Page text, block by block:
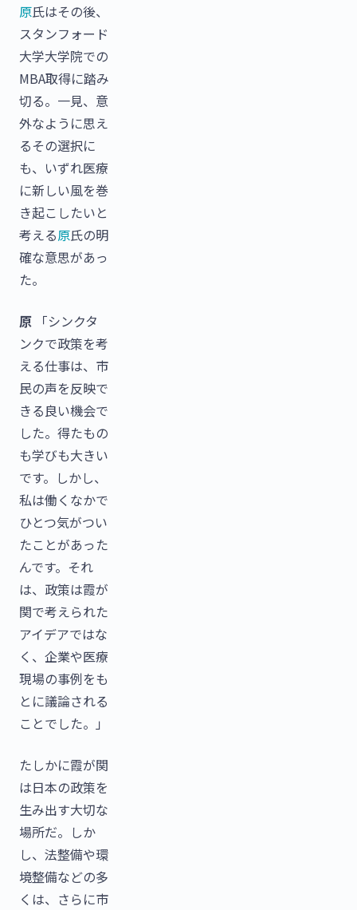
原氏はその後、
スタンフォード
大学大学院での
MBA取得に踏み
切る。一見、意
外なように思え
るその選択に
も、いずれ医療
に新しい風を巻
き起こしたいと
考える原氏の明
確な意思があっ
た。
原 「シンクタ
ンクで政策を考
える仕事は、市
民の声を反映で
きる良い機会で
した。得たもの
も学びも大きい
です。しかし、
私は働くなかで
ひとつ気がつい
たことがあった
んです。それ
は、政策は霞が
関で考えられた
アイデアではな
く、企業や医療
現場の事例をも
とに議論される
ことでした。」
たしかに霞が関
は日本の政策を
生み出す大切な
場所だ。しか
し、法整備や環
境整備などの多
くは、さらに市